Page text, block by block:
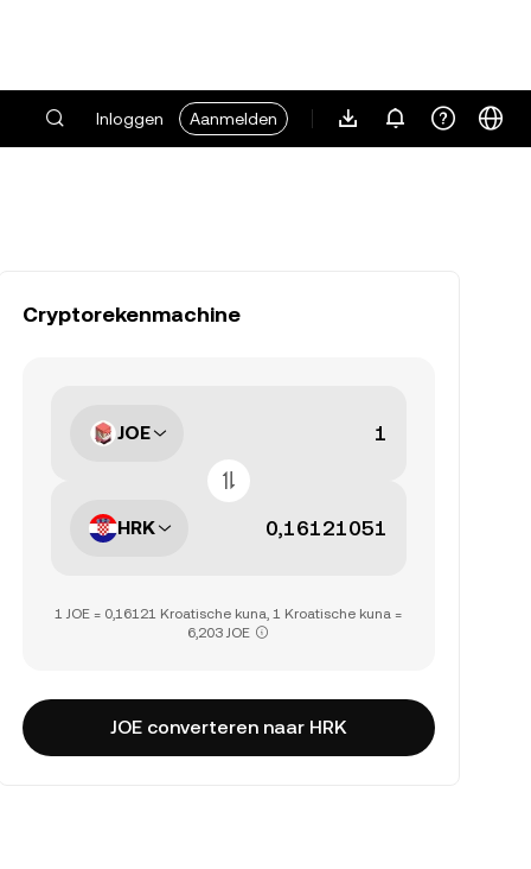
Inloggen Aanmelden
Cryptorekenmachine
JOE
HRK
1 JOE = 0,16121 Kroatische kuna, 1 Kroatische kuna =
6,203 JOE
JOE converteren naar HRK